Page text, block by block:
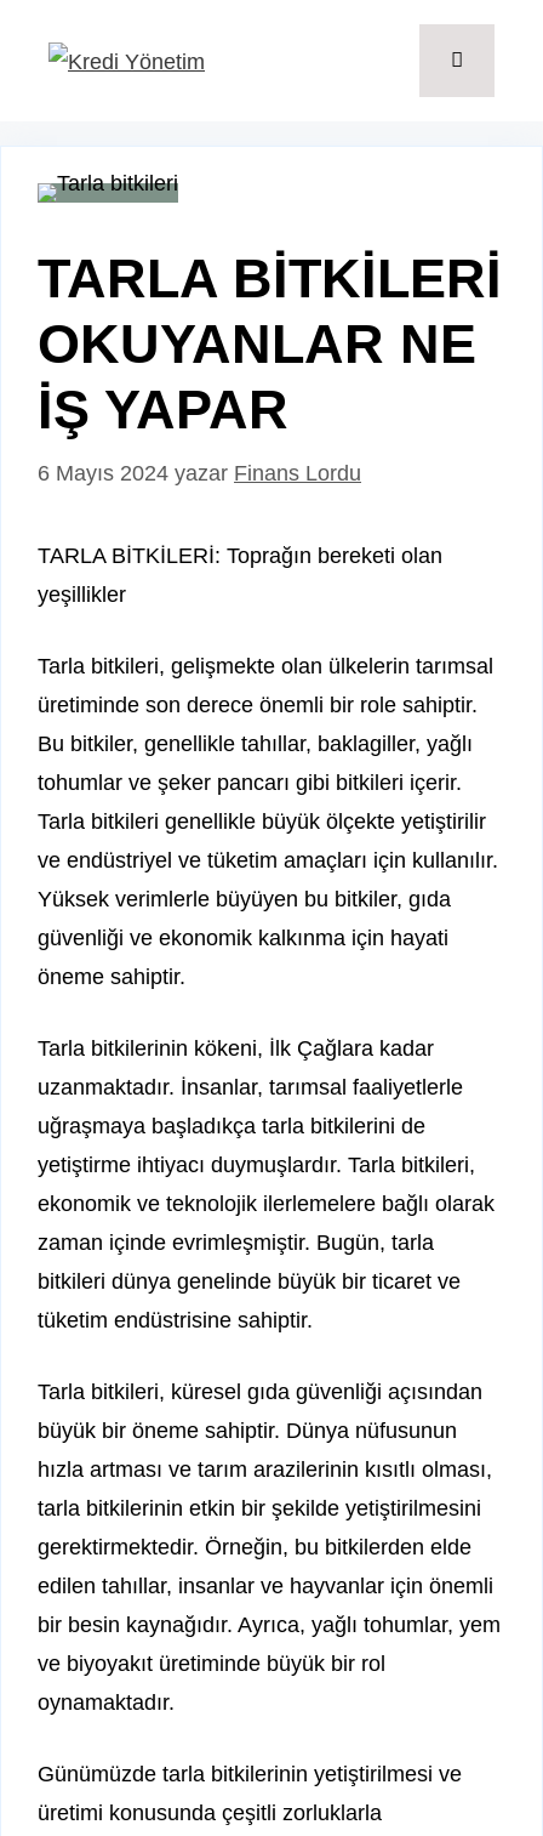
TARLA BİTKİLERİ
OKUYANLAR NE
İŞ YAPAR
6 Mayıs 2024 yazar Finans Lordu
TARLA BİTKİLERİ: Toprağın bereketi olan
yeşillikler
Tarla bitkileri, gelişmekte olan ülkelerin tarımsal
üretiminde son derece önemli bir role sahiptir.
Bu bitkiler, genellikle tahıllar, baklagiller, yağlı
tohumlar ve şeker pancarı gibi bitkileri içerir.
Tarla bitkileri genellikle büyük ölçekte yetiştirilir
ve endüstriyel ve tüketim amaçları için kullanılır.
Yüksek verimlerle büyüyen bu bitkiler, gıda
güvenliği ve ekonomik kalkınma için hayati
öneme sahiptir.
Tarla bitkilerinin kökeni, İlk Çağlara kadar
uzanmaktadır. İnsanlar, tarımsal faaliyetlerle
uğraşmaya başladıkça tarla bitkilerini de
yetiştirme ihtiyacı duymuşlardır. Tarla bitkileri,
ekonomik ve teknolojik ilerlemelere bağlı olarak
zaman içinde evrimleşmiştir. Bugün, tarla
bitkileri dünya genelinde büyük bir ticaret ve
tüketim endüstrisine sahiptir.
Tarla bitkileri, küresel gıda güvenliği açısından
büyük bir öneme sahiptir. Dünya nüfusunun
hızla artması ve tarım arazilerinin kısıtlı olması,
tarla bitkilerinin etkin bir şekilde yetiştirilmesini
gerektirmektedir. Örneğin, bu bitkilerden elde
edilen tahıllar, insanlar ve hayvanlar için önemli
bir besin kaynağıdır. Ayrıca, yağlı tohumlar, yem
ve biyoyakıt üretiminde büyük bir rol
oynamaktadır.
Günümüzde tarla bitkilerinin yetiştirilmesi ve
üretimi konusunda çeşitli zorluklarla